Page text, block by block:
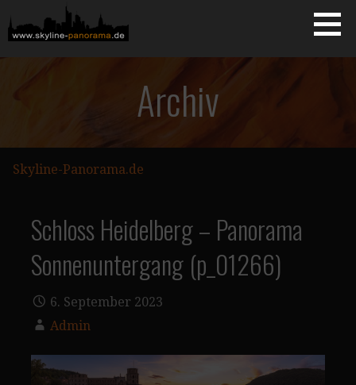
Inhalt
springen
SKYLINE-PANORAMA.DE
Archiv
Skyline-Panorama.de
Schloss Heidelberg – Panorama
Sonnenuntergang (p_01266)
6. September 2023
Admin